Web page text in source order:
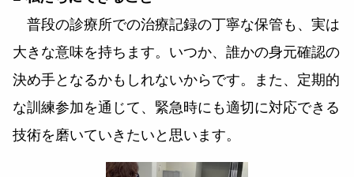
普段の診療所での治療記録の丁寧な保管も、実は
大きな意味を持ちます。いつか、誰かの身元確認の
決め手となるかもしれないからです。また、定期的
な訓練参加を通じて、緊急時にも適切に対応できる
技術を磨いていきたいと思います。